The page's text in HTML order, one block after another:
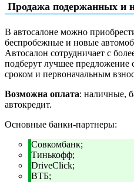
Продажа подержанных и
В автосалоне можно
беспробежные и новые
Автосалон сотрудничает с
подберут лучшее
сроком и первоначальным
Возможна оплата: наличные,
автокредит.
Основные банки-партнеры:
Совкомбанк;
Тинькофф;
DriveClick;
ВТБ;